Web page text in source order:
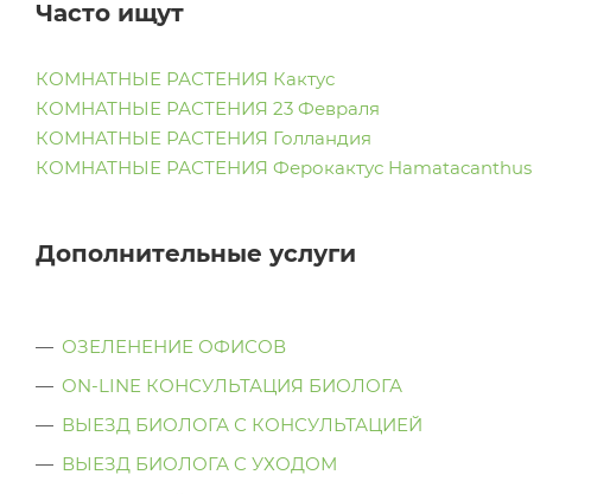
Часто ищут
КОМНАТНЫЕ РАСТЕНИЯ Кактус
КОМНАТНЫЕ РАСТЕНИЯ 23 Февраля
КОМНАТНЫЕ РАСТЕНИЯ Голландия
КОМНАТНЫЕ РАСТЕНИЯ Ферокактус Hamatacanthus
Дополнительные услуги
ОЗЕЛЕНЕНИЕ ОФИСОВ
ON-LINE КОНСУЛЬТАЦИЯ БИОЛОГА
ВЫЕЗД БИОЛОГА С КОНСУЛЬТАЦИЕЙ
ВЫЕЗД БИОЛОГА C УХОДОМ